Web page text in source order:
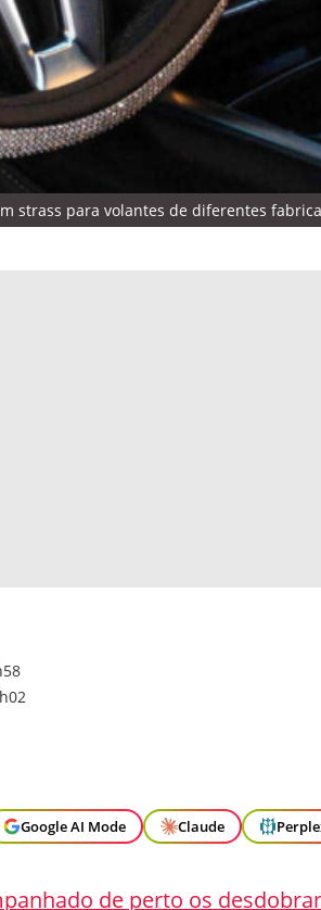
strass para volantes de diferentes
Google AI Mode Claude
de perto os